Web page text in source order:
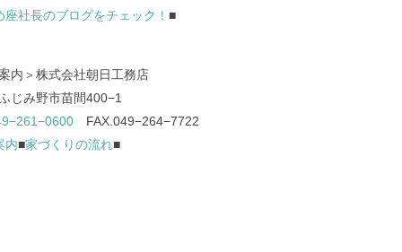
座社長のブログをチェック！■
内＞株式会社朝日工務店
じみ野市苗間400−1
FAX.049−264−7722
内■家づくりの流れ■